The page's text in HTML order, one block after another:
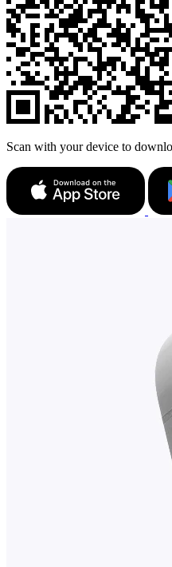
Scan with your device to